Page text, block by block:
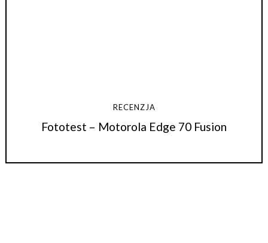
RECENZJA
Fototest – Motorola Edge 70 Fusion